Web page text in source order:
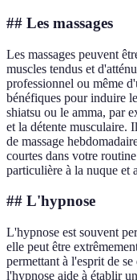
## Les massages
Les massages peuvent
muscles tendus et
professionnel ou même
bénéfiques pour induire
shiatsu ou le amma, par
et la détente musculaire.
de massage
courtes dans votre
particulière à la nuque et
## L'hypnose
L'hypnose est souvent
elle peut être
permettant à l'esprit de
l'hypnose aide à établir